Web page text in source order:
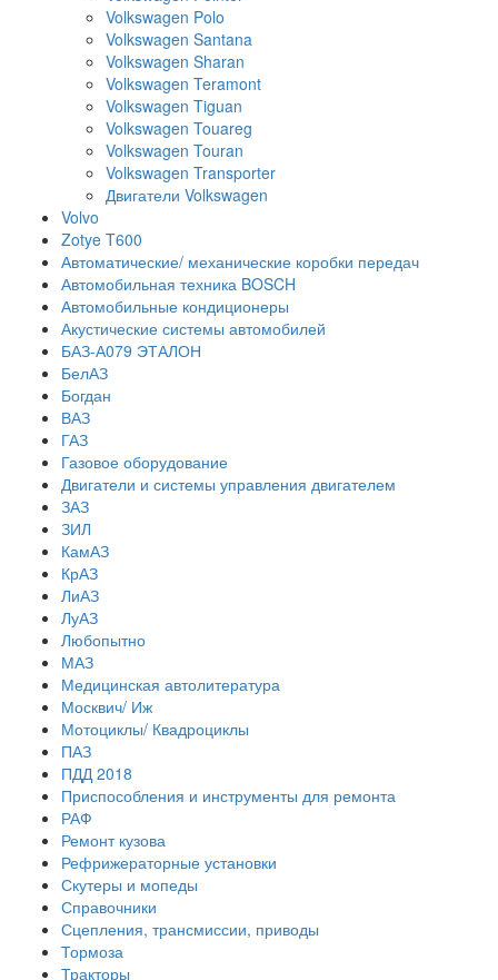
Volkswagen Polo
Volkswagen Santana
Volkswagen Sharan
Volkswagen Teramont
Volkswagen Tiguan
Volkswagen Touareg
Volkswagen Touran
Volkswagen Transporter
Двигатели Volkswagen
Volvo
Zotye T600
Автоматические/ механические коробки передач
Автомобильная техника BOSCH
Автомобильные кондиционеры
Акустические системы автомобилей
БАЗ-А079 ЭТАЛОН
БелАЗ
Богдан
ВАЗ
ГАЗ
Газовое оборудование
Двигатели и системы управления двигателем
ЗАЗ
ЗИЛ
КамАЗ
КрАЗ
ЛиАЗ
ЛуАЗ
Любопытно
МАЗ
Медицинская автолитература
Москвич/ Иж
Мотоциклы/ Квадроциклы
ПАЗ
ПДД 2018
Приспособления и инструменты для ремонта
РАФ
Ремонт кузова
Рефрижераторные установки
Скутеры и мопеды
Справочники
Сцепления, трансмиссии, приводы
Тормоза
Тракторы